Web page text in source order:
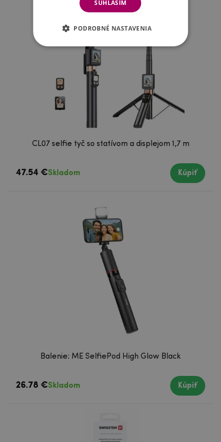
CL07 selfie tyč so statívom a displejom 1,7 m
47.54 €Skladom Kúpiť
Balenie: ME SelfiePod High Glow Black
26.78 €Skladom Kúpiť
SÚHLASÍM
PODROBNÉ NASTAVENIA